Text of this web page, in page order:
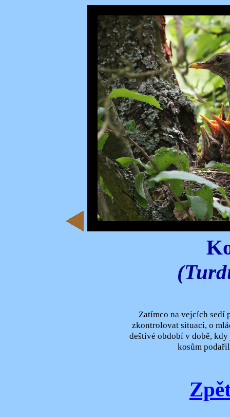
Zatímco na vejcích sedí
zkontrolovat situaci, o
deštivé období v době,
kosům